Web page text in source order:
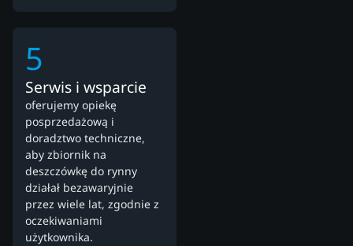
5
Serwis i wsparcie
oferujemy opiekę
posprzedażową i
doradztwo techniczne,
aby zbiornik na
deszczówkę do rynny
działał bezawaryjnie
przez wiele lat, zgodnie z
oczekiwaniami
użytkownika.